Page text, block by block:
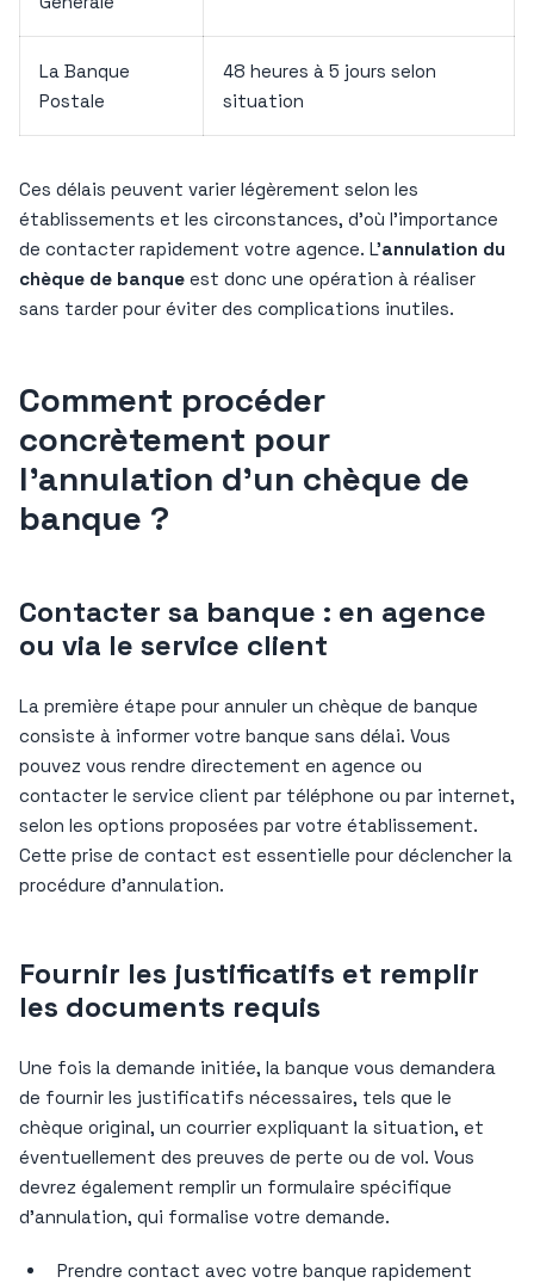
La Banque
Postale
48 heures à 5 jours selon
situation
Ces délais peuvent varier légèrement selon les
établissements et les circonstances, d’où l’importance
de contacter rapidement votre agence. L’annulation du
chèque de banque est donc une opération à réaliser
sans tarder pour éviter des complications inutiles.
Comment procéder
concrètement pour
l’annulation d’un chèque de
banque ?
Contacter sa banque : en agence
ou via le service client
La première étape pour annuler un chèque de banque
consiste à informer votre banque sans délai. Vous
pouvez vous rendre directement en agence ou
contacter le service client par téléphone ou par internet,
selon les options proposées par votre établissement.
Cette prise de contact est essentielle pour déclencher la
procédure d’annulation.
Fournir les justificatifs et remplir
les documents requis
Une fois la demande initiée, la banque vous demandera
de fournir les justificatifs nécessaires, tels que le
chèque original, un courrier expliquant la situation, et
éventuellement des preuves de perte ou de vol. Vous
devrez également remplir un formulaire spécifique
d’annulation, qui formalise votre demande.
Prendre contact avec votre banque rapidement